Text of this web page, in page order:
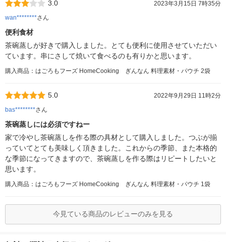
3.0
2023年3月15日 7時35分
wan********さん
便利食材
茶碗蒸しが好きで購入しました。とても便利に使用させていただい
ています。串にさして焼いて食べるのも有りかと思います。
購入商品：はごろもフーズ HomeCooking ぎんなん 料理素材・パウチ 2袋
5.0
2022年9月29日 11時2分
bas********さん
茶碗蒸しには必須ですねー
家で冷やし茶碗蒸しを作る際の具材として購入しました。つぶが揃
っていてとても美味しく頂きました。これからの季節、また本格的
な季節になってきますので、茶碗蒸しを作る際はリピートしたいと
思います。
購入商品：はごろもフーズ HomeCooking ぎんなん 料理素材・パウチ 1袋
今見ている商品のレビューのみを見る